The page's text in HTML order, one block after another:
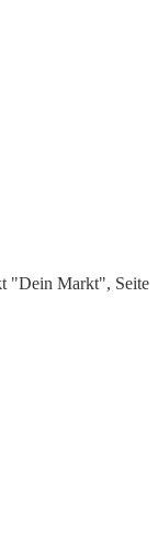
"Dein Markt", Seite